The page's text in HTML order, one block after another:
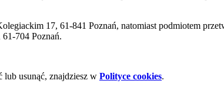
17, 61-841 Poznań, natomiast podmiotem
704 Poznań.
lub usunąć, znajdziesz w Polityce cookies.